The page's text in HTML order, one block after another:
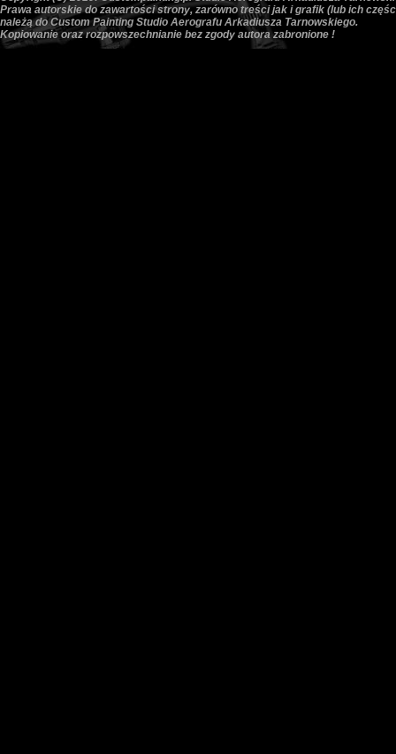
Prawa autorskie do zawartości strony, zarówno treści jak i grafik (lub ich
należą do Custom Painting Studio Aerografu Arkadiusza Tarnowskiego.
Kopiowanie oraz rozpowszechnianie bez zgody autora zabronione !